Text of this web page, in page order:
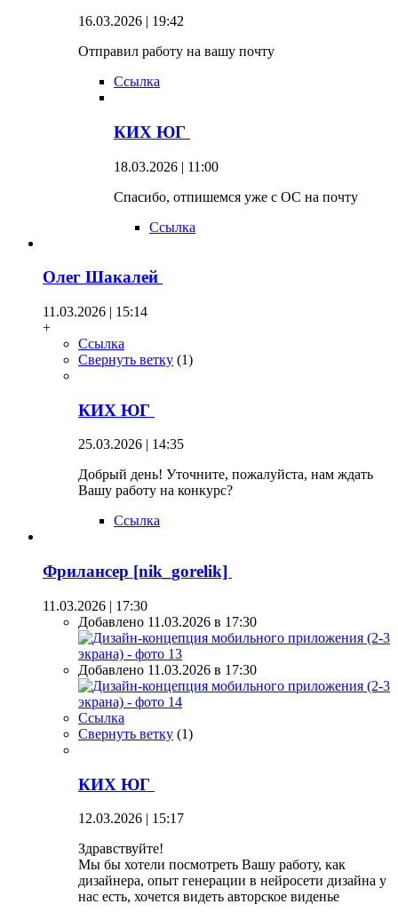
16.03.2026 | 19:42
Отправил работу на вашу почту
Ссылка
КИХ ЮГ
18.03.2026 | 11:00
Спасибо, отпишемся уже с ОС на почту
Ссылка
Олег Шакалей
11.03.2026 | 15:14
+
Ссылка
Свернуть ветку (1)
КИХ ЮГ
25.03.2026 | 14:35
Добрый день! Уточните, пожалуйста, нам ждать
Вашу работу на конкурс?
Ссылка
Фрилансер [nik_gorelik]
11.03.2026 | 17:30
Добавлено 11.03.2026 в 17:30
Добавлено 11.03.2026 в 17:30
Ссылка
Свернуть ветку (1)
КИХ ЮГ
12.03.2026 | 15:17
Здравствуйте!
Мы бы хотели посмотреть Вашу работу, как
дизайнера, опыт генерации в нейросети дизайна у
нас есть, хочется видеть авторское виденье